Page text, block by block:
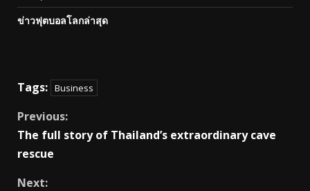
ข่าวฟุตบอลโลกล่าสุด
Tags: Business
Continue
Reading
Previous:
The full story of Thailand’s extraordinary cave
rescue
Next: